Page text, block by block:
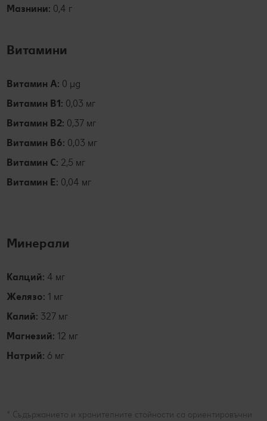
Мазнини: 0,4 г
Витамини
Витамин А: 0 µg
Витамин B1: 0,03 мг
Витамин B2: 0,37 мг
Витамин B6: 0,03 мг
Витамин C: 2,5 мг
Витамин E: 0,04 мг
Минерали
Калций: 4 мг
Желязо: 1 мг
Калий: 327 мг
Магнезий: 12 мг
Натрий: 6 мг
* Съдържанието и хранителните стойности са ориентировъчни